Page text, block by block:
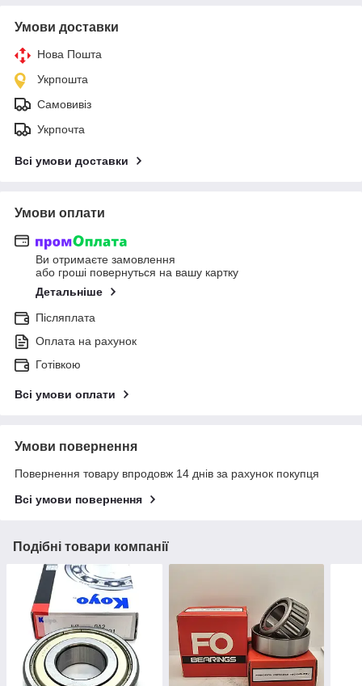
Умови доставки
Нова Пошта
Укрпошта
Самовивіз
Укрпочта
Всі умови доставки
Умови оплати
Ви отримаєте замовлення
або гроші повернуться на вашу картку
Детальніше
Післяплата
Оплата на рахунок
Готівкою
Всі умови оплати
Умови повернення
Повернення товару впродовж 14 днів за рахунок покупця
Всі умови повернення
Подібні товари компанії